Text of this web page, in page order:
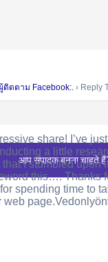
आप संपादक बनना चाहते
ติดตาม Facebook:. › Reply
share! I’ve
a little
that I stumbled
this…. Thanks
spending time to
web